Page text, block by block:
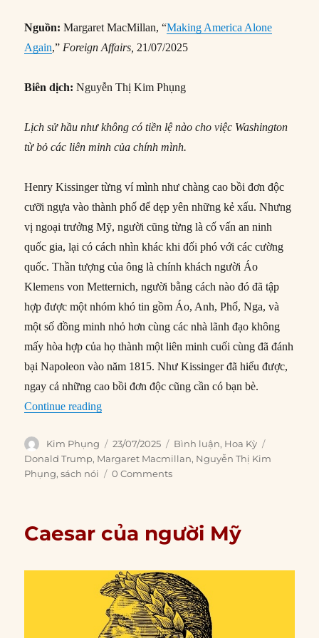
Nguồn: Margaret MacMillan, “Making America Alone
Again,” Foreign Affairs, 21/07/2025
Biên dịch: Nguyễn Thị Kim Phụng
Lịch sử hầu như không có tiền lệ nào cho việc Washington
từ bỏ các liên minh của chính mình.
Henry Kissinger từng ví mình như chàng cao bồi đơn độc
cưỡi ngựa vào thành phố để dẹp yên những kẻ xấu. Nhưng
vị ngoại trưởng Mỹ, người cũng từng là cố vấn an ninh
quốc gia, lại có cách nhìn khác khi đối phó với các cường
quốc. Thần tượng của ông là chính khách người Áo
Klemens von Metternich, người bằng cách nào đó đã tập
hợp được một nhóm khó tin gồm Áo, Anh, Phổ, Nga, và
một số đồng minh nhỏ hơn cùng các nhà lãnh đạo không
mấy hòa hợp của họ thành một liên minh cuối cùng đã đánh
bại Napoleon vào năm 1815. Như Kissinger đã hiểu được,
ngay cả những cao bồi đơn độc cũng cần có bạn bè.
Continue reading“Làm cho nước Mỹ đơn độc trở lại”
Author
Kim Phụng
Posted
on
23/07/2025 Categories
Bình luận, Hoa Kỳ
Donald Trump, Margaret Macmillan, Nguyễn Thị Kim
Phụng,sách nói 0 Comments
Caesar của người Mỹ